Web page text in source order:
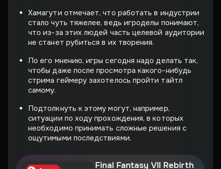
Хамагути отмечает, что работать в индустрии
стало чуть тяжелее, ведь игроделы понимают,
что из-за этих людей часть целевой аудитории
не станет рубиться в их творения.
По его мнению, игры сегодня надо делать так,
чтобы даже после просмотра какого-нибудь
стрима геймеру захотелось пройти тайтл
самому.
Подтолкнуть к этому могут, например,
ситуации по ходу прохождения, в которых
необходимо принимать сложные решения с
ощутимыми последствиями.
Final Fantasy VII Rebirth